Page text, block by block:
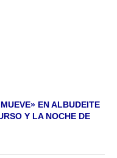
EN ALBUDEITE
Y LA NOCHE DE